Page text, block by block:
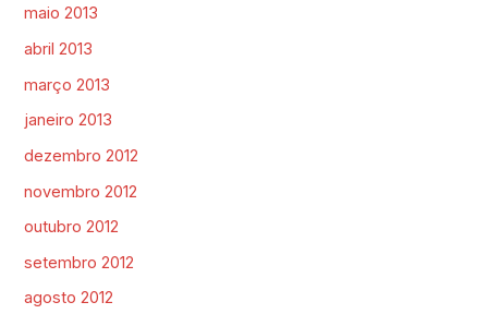
maio 2013
abril 2013
março 2013
janeiro 2013
dezembro 2012
novembro 2012
outubro 2012
setembro 2012
agosto 2012